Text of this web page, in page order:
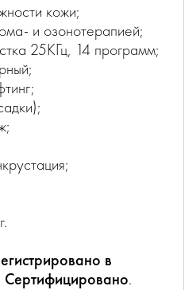
кожи;
и озонотерапией;
25КГц, 14 программ;
в
Сертифицировано.